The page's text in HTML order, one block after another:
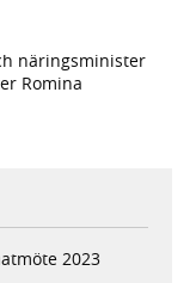
näringsminister
Romina
2023